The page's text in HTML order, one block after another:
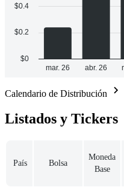
Calendario de Distribución
Listados y Tickers
País Bolsa
Moneda
Base